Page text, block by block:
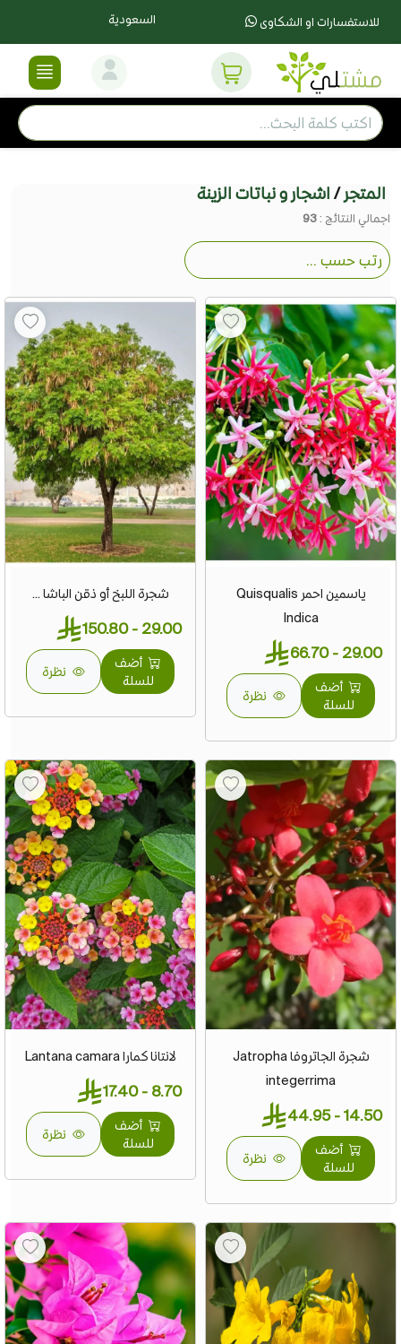
للاستفسارات او الشكاوى السعودية
المتجر / اشجار و نباتات الزينة
اجمالي النتائج :
ياسمين احمر Quisqualis
Indica
29.00 - 66.70
أضف
للسلة
نظرة
شجرة اللبخ أو ذقن الباشا ...
29.00 - 150.80
أضف
للسلة
نظرة
شجرة الجاتروفا Jatropha
integerrima
14.50 - 44.95
أضف
للسلة
نظرة
لانتانا كمارا Lantana camara
8.70 - 17.40
أضف
للسلة
نظرة